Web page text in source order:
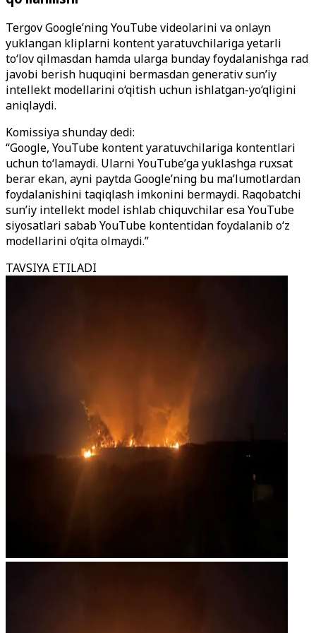
Tergov Google’ning YouTube videolarini va onlayn
yuklangan kliplarni kontent yaratuvchilariga yetarli
to‘lov qilmasdan hamda ularga bunday foydalanishga rad
javobi berish huquqini bermasdan generativ sun’iy
intellekt modellarini o‘qitish uchun ishlatgan-yo‘qligini
aniqlaydi.
Komissiya shunday dedi:
“Google, YouTube kontent yaratuvchilariga kontentlari
uchun to‘lamaydi. Ularni YouTube’ga yuklashga ruxsat
berar ekan, ayni paytda Google’ning bu ma’lumotlardan
foydalanishini taqiqlash imkonini bermaydi. Raqobatchi
sun’iy intellekt model ishlab chiquvchilar esa YouTube
siyosatlari sabab YouTube kontentidan foydalanib o‘z
modellarini o‘qita olmaydi.”
TAVSIYA ETILADI